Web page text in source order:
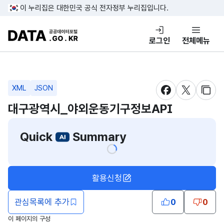
콘텐츠 바로가기
푸터 바로가기
이 누리집은 대한민국 공식 전자정부 누리집입니다.
DATA.GO.KR 공공데이터포털
로그인 전체메뉴
XML JSON
새창 열림새창 열림
새창
대구광역시_야외운동기구정보API
Quick
Summary
관심목록에 추가
활용신청
0 0
이 페이지의 구성